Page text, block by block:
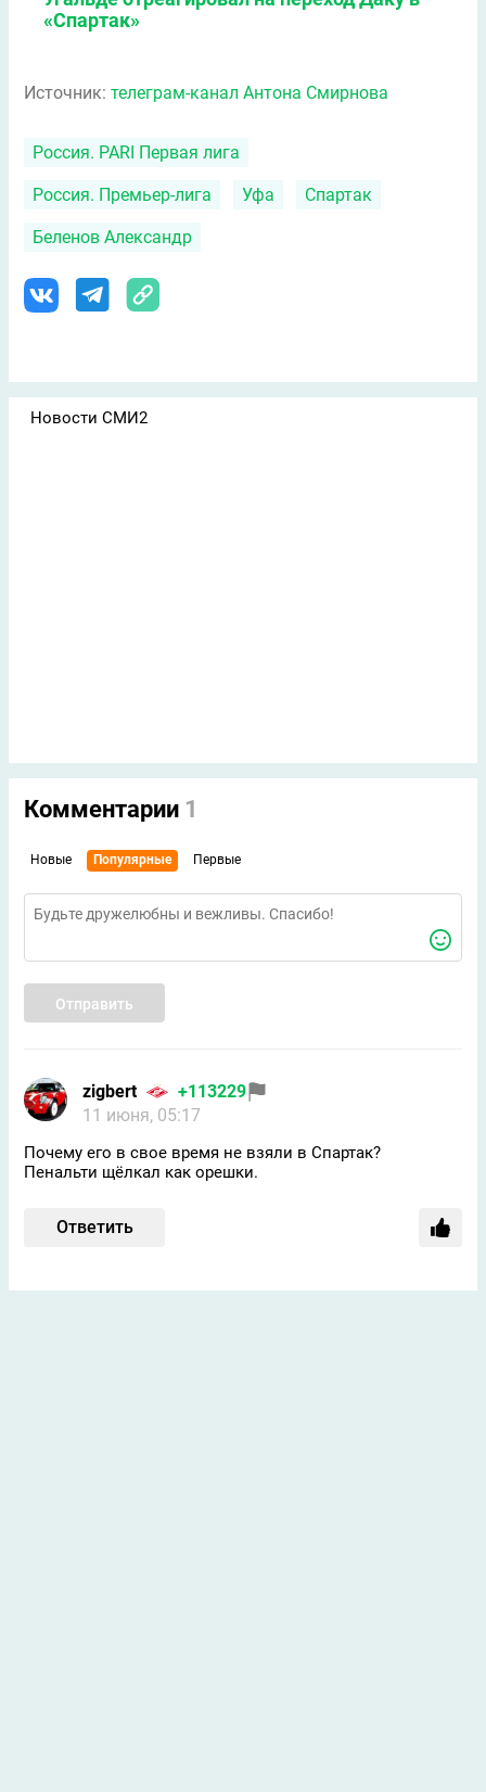
«Спартак»
Источник: телеграм-канал Антона Смирнова
Россия. PARI Первая лига
Россия. Премьер-лига Уфа Спартак
Беленов Александр
Новости СМИ2
Комментарии 1
Новые Популярные Первые
Отправить
zigbert
+113229
11 июня, 05:17
Почему его в свое время не взяли в Спартак?
Пенальти щёлкал как орешки.
Ответить